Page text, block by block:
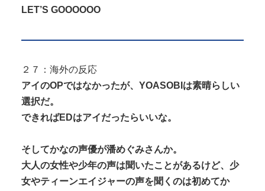
LET’S GOOOOOO
２７：海外の反応
アイのOPではなかったが、YOASOBIは素晴らしい
選択だ。
できればEDはアイだったらいいな。
そしてかなの声優が潘めぐみさんか。
大人の女性や少年の声は聞いたことがあるけど、少
女やティーンエイジャーの声を聞くのは初めてか